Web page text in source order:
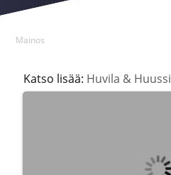
Mainos
Katso lisää: Huvila & Huussi